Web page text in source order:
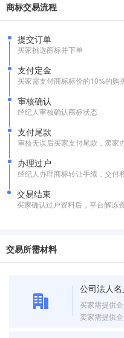
商标交易流程
提交订单
买家挑选商标并下单
支付定金
买家需支付商标标价的10%的购
审核确认
经纪人审核确认商标状态
支付尾款
审核无误后买家支付尾款，卖家
办理过户
经纪人办理商标转让手续，交付
交易结束
买家确认过户资料后，平台解冻
交易所需材料
公司法人名
买家需提供企
卖家需提供